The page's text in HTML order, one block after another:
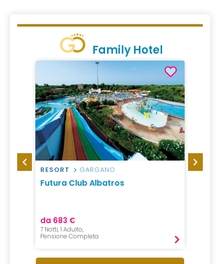
Family Hotel
RESORT GARGANO
Futura Club Albatros
da 683 €
7 Notti, 1 Adulto,
Pensione Completa
HOTEL